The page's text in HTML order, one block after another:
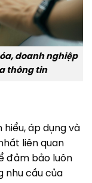
doanh nghiệp
thông tin
áp dụng và
liên quan
đảm bảo luôn
nhu cầu của